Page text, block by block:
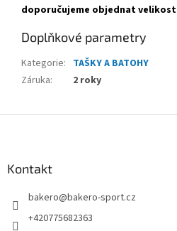
doporučujeme objednat velikost
Doplňkové parametry
Kategorie: TAŠKY A BATOHY
Záruka: 2 roky
Kontakt
bakero@bakero-sport.cz
+420775682363